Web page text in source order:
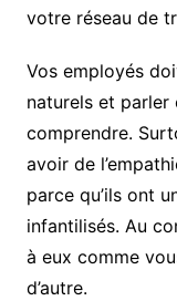
votre réseau de
Vos employés
naturels et parler
comprendre.
avoir de
parce qu’ils ont
infantilisés. Au
à eux comme
d’autre.